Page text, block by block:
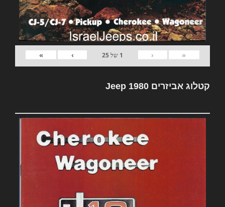
«
‹
1 של25
›
»
קטלוג אביזרים Jeep 1980